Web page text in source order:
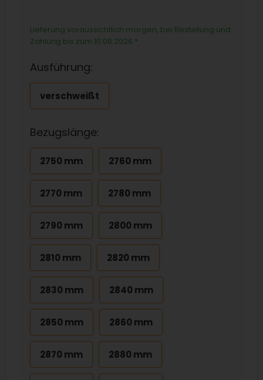
Lieferung voraussichtlich morgen, bei Bestellung und
Zahlung bis zum 10.08.2026 *
Ausführung:
verschweißt
Bezugslänge:
2750 mm 2760 mm
2770 mm 2780 mm
2790 mm 2800 mm
2810 mm 2820 mm
2830 mm 2840 mm
2850 mm 2860 mm
2870 mm 2880 mm